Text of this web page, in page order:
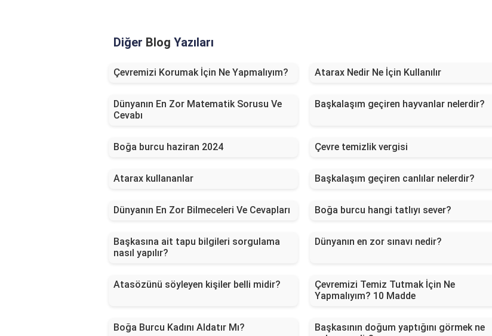
Diğer Blog Yazıları
Çevremizi Korumak İçin Ne Yapmalıyım? Atarax Nedir Ne İçin Kullanılır
Dünyanın En Zor Matematik Sorusu Ve
Cevabı
Başkalaşım geçiren hayvanlar nelerdir?
Boğa burcu haziran 2024 Çevre temizlik vergisi
Atarax kullananlar Başkalaşım geçiren canlılar nelerdir?
Dünyanın En Zor Bilmeceleri Ve Cevapları Boğa burcu hangi tatlıyı sever?
Başkasına ait tapu bilgileri sorgulama
nasıl yapılır?
Dünyanın en zor sınavı nedir?
Atasözünü söyleyen kişiler belli midir?
Çevremizi Temiz Tutmak İçin Ne
Yapmalıyım? 10 Madde
Boğa Burcu Kadını Aldatır Mı?
Başkasının doğum yaptığını görmek ne